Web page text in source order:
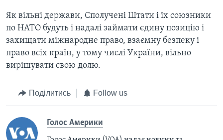
Як вільні держави, Сполучені Штати і їх союзники
по НАТО будуть і надалі займати єдину позицію і
захищати міжнародне право, взаємну безпеку і
право всіх країн, у тому числі України, вільно
вирішувати свою долю.
Поділитись Follow us
Голос Америки